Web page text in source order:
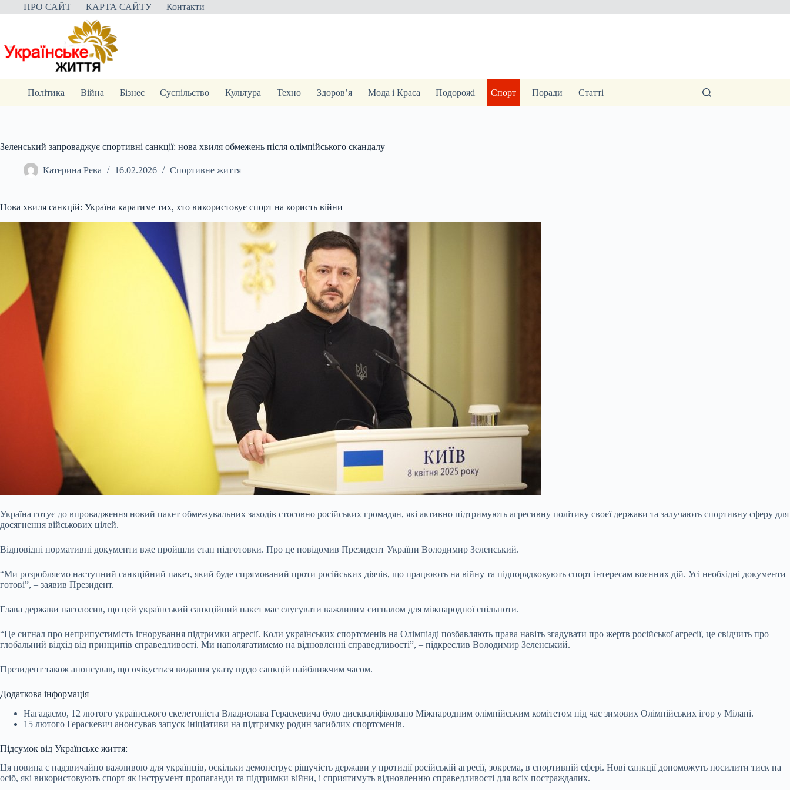
Перейти
до
ПРО САЙТ КАРТА САЙТУ Контакти
Політика Війна Бізнес Суспільство Культура Техно Здоров’я Мода і Краса Подорожі Спорт Поради Статті
Зеленський запроваджує спортивні санкції: нова хвиля обмежень після олімпійського скандалу
Катерина Рева 16.02.2026 Спортивне життя
Нова хвиля санкцій: Україна каратиме тих, хто використовує спорт на користь війни
Україна готує до впровадження новий пакет обмежувальних заходів стосовно російських громадян, які активно підтримують агресивну політику своєї держави та залучають спортивну сферу для
досягнення військових цілей.
Відповідні нормативні документи вже пройшли етап підготовки. Про це повідомив Президент України Володимир Зеленський.
“Ми розробляємо наступний санкційний пакет, який буде спрямований проти російських діячів, що працюють на війну та підпорядковують спорт інтересам воєнних дій. Усі необхідні документи
готові”, – заявив Президент.
Глава держави наголосив, що цей український санкційний пакет має слугувати важливим сигналом для міжнародної спільноти.
“Це сигнал про неприпустимість ігнорування підтримки агресії. Коли українських спортсменів на Олімпіаді позбавляють права навіть згадувати про жертв російської агресії, це свідчить про
глобальний відхід від принципів справедливості. Ми наполягатимемо на відновленні справедливості”, – підкреслив Володимир Зеленський.
Президент також анонсував, що очікується видання указу щодо санкцій найближчим часом.
Додаткова інформація
Нагадаємо, 12 лютого українського скелетоніста Владислава Гераскевича було дискваліфіковано Міжнародним олімпійським комітетом під час зимових Олімпійських ігор у Мілані.
15 лютого Гераскевич анонсував запуск ініціативи на підтримку родин загиблих спортсменів.
Підсумок від Українське життя:
Ця новина є надзвичайно важливою для українців, оскільки демонструє рішучість держави у протидії російській агресії, зокрема, в спортивній сфері. Нові санкції допоможуть посилити тиск на
осіб, які використовують спорт як інструмент пропаганди та підтримки війни, і сприятимуть відновленню справедливості для всіх постраждалих.